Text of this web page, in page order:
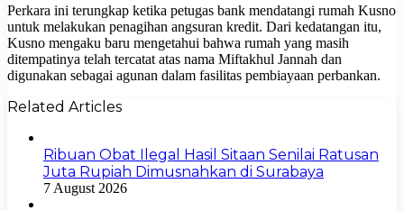
Perkara ini terungkap ketika petugas bank mendatangi rumah Kusno
untuk melakukan penagihan angsuran kredit. Dari kedatangan itu,
Kusno mengaku baru mengetahui bahwa rumah yang masih
ditempatinya telah tercatat atas nama Miftakhul Jannah dan
digunakan sebagai agunan dalam fasilitas pembiayaan perbankan.
Related Articles
Ribuan Obat Ilegal Hasil Sitaan Senilai Ratusan
Juta Rupiah Dimusnahkan di Surabaya
7 August 2026